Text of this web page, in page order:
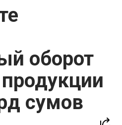
оборот
сумов